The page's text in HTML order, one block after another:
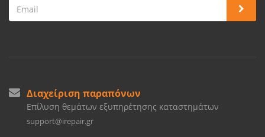
Διαχείριση παραπόνων
Επίλυση θεμάτων εξυπηρέτησης καταστημάτων
support@irepair.gr